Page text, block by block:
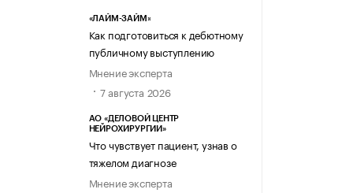
«ЛАЙМ-ЗАЙМ»
Как подготовиться к дебютному
публичному выступлению
Мнение эксперта
7 августа 2026
АО «ДЕЛОВОЙ ЦЕНТР
НЕЙРОХИРУРГИИ»
Что чувствует пациент, узнав о
тяжелом диагнозе
Мнение эксперта